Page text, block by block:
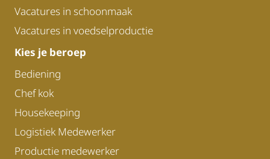
Vacatures in schoonmaak
Vacatures in voedselproductie
Kies je beroep
Bediening
Chef kok
Housekeeping
Logistiek Medewerker
Productie medewerker